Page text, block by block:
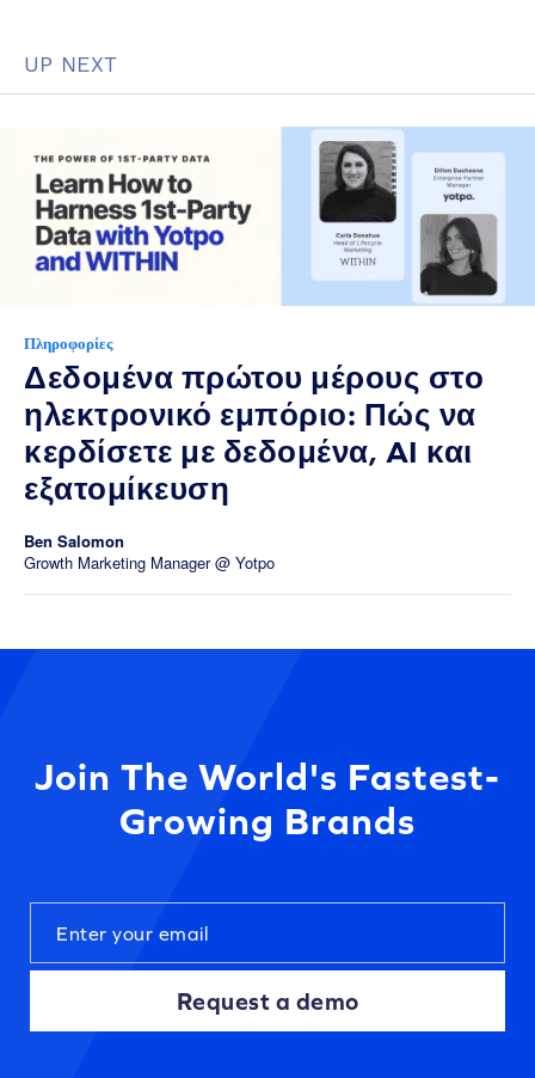
UP NEXT
Πληροφορίες
Δεδομένα πρώτου μέρους στο
ηλεκτρονικό εμπόριο: Πώς να
κερδίσετε με δεδομένα, AI και
εξατομίκευση
Ben Salomon
Growth Marketing Manager @ Yotpo
Join The World's Fastest-
Growing Brands
Request a demo